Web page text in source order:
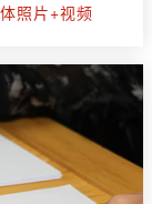
照片+视频